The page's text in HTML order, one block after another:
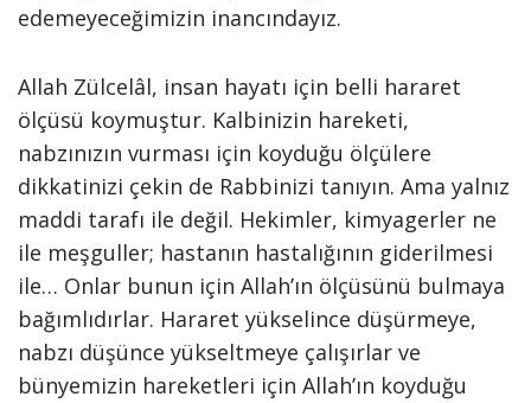
edemeyeceğimizin inancındayız.
Allah Zülcelâl, insan hayatı için belli hararet
ölçüsü koymuştur. Kalbinizin hareketi,
nabzınızın vurması için koyduğu ölçülere
dikkatinizi çekin de Rabbinizi tanıyın. Ama yalnız
maddi tarafı ile değil. Hekimler, kimyagerler ne
ile meşguller; hastanın hastalığının giderilmesi
ile… Onlar bunun için Allah’ın ölçüsünü bulmaya
bağımlıdırlar. Hararet yükselince düşürmeye,
nabzı düşünce yükseltmeye çalışırlar ve
bünyemizin hareketleri için Allah’ın koyduğu